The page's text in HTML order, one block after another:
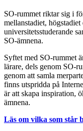
SO-rummet riktar sig i
mellanstadiet,
universitetsstuderande
SO-ämnena.
Syftet med SO-rummet
lärare, dels genom SO-
genom att samla
finns utspridda på
är att skapa inspiration,
ämnena.
Läs om vilka som står